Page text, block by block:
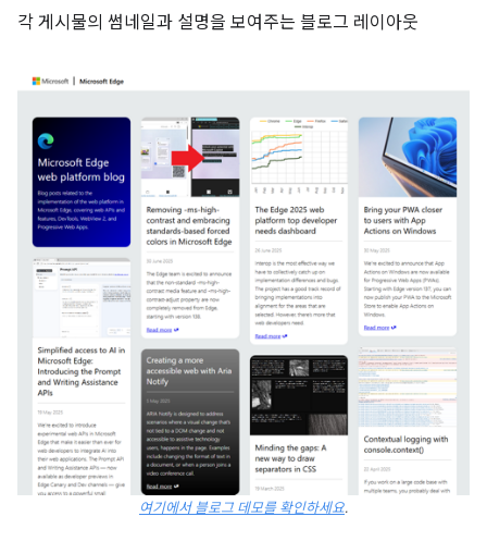
각 게시물의 썸네일과 설명을 보여주는 블로그 레이아웃
여기에서 블로그 데모를 확인하세요.